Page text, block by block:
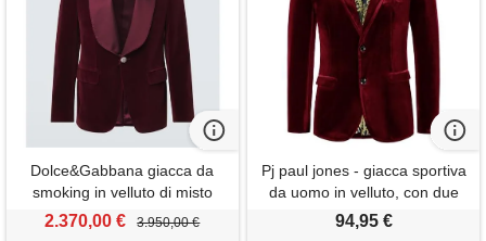
Dolce&Gabbana giacca da
smoking in velluto di misto
cotone
2.370,00 € 3.950,00 €
Pj paul jones - giacca sportiva
da uomo in velluto, con due
bottoni, vestibilità aderente,
94,95 €